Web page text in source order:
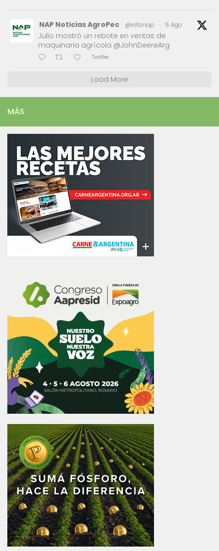
NAP Noticias AgroPec @infonap · 5 Ago
Julio mostró un rebote en ventas de
maquinaria agrícola @JohnDeereArg
Twitter
Load More
MÁS